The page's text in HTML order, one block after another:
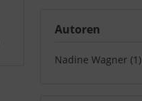
Autoren
Nadine Wagner (1)